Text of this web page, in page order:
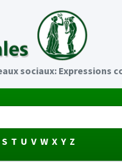
sociaux: Expressions
S T U V W X Y Z